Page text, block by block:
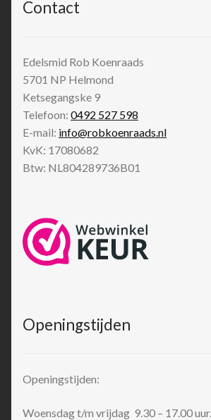
Contact
Edelsmid Rob Koenraads
5701 NP Helmond
Ketsegangske 9
Telefoon: 0492 527 598
E-mail: info@robkoenraads.nl
KvK: 17080682
Btw: NL804289736B01
Openingstijden
Openingstijden:
Woensdag t/m vrijdag 9.30 – 17.00 uur.